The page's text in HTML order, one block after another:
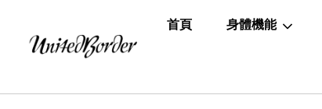
首頁 身體機能